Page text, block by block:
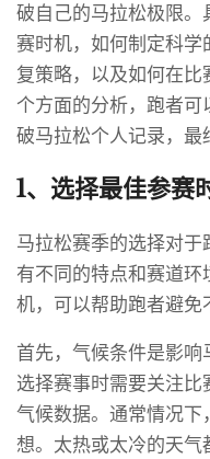
破自己的马拉松极限
赛时机，如何制定科
复策略，以及如何在
个方面的分析，跑者
破马拉松个人记录，最
1、选择最佳参赛
马拉松赛季的选择对
有不同的特点和赛道
机，可以帮助跑者避免
首先，气候条件是影
选择赛事时需要关注
气候数据。通常情况
想。太热或太冷的天气